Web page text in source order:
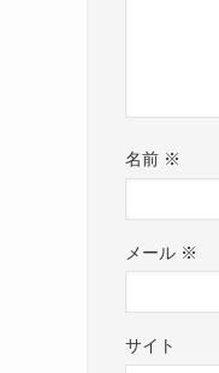
名前 ※
メール ※
サイト